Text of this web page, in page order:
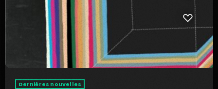
Dernières nouvelles